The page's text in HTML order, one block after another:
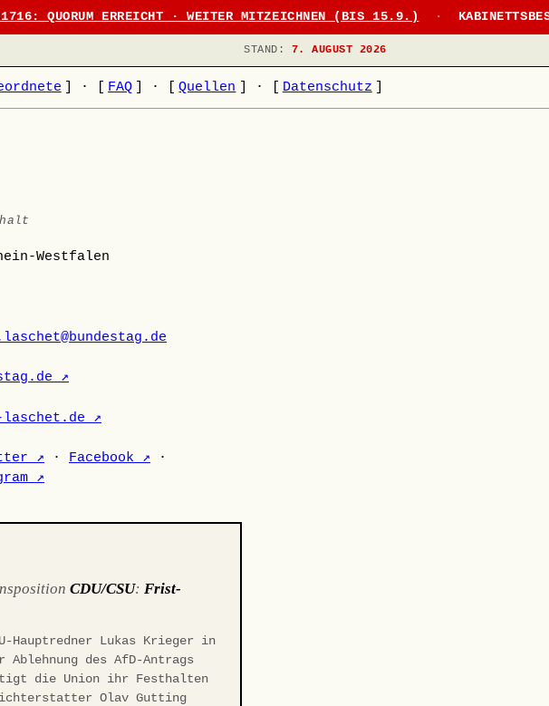
QUORUM ERREICHT · WEITER MITZEICHNEN (BIS 15.9.) ·
STAND: 7. AUGUST 2026
· FAQ · Quellen · Datenschutz
Westfalen
↗
laschet.de ↗
↗ · Facebook ↗ ·
↗
CDU/CSU:Frist-
Hauptredner Lukas Krieger in
des AfD-Antrags
die Union ihr Festhalten
Olav Gutting